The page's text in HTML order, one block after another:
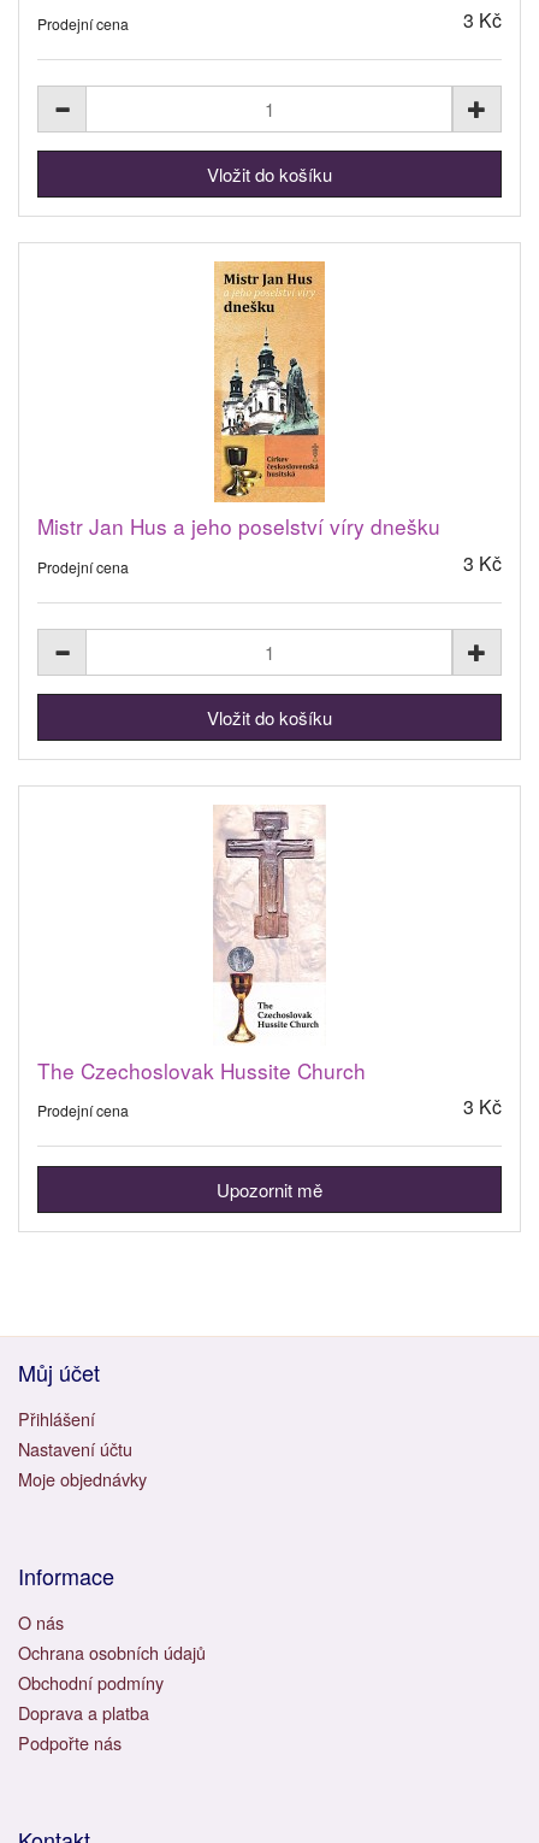
Prodejní cena 3 Kč
Mistr Jan Hus a jeho poselství víry dnešku
Prodejní cena 3 Kč
The Czechoslovak Hussite Church
Prodejní cena 3 Kč
Upozornit mě
Můj účet
Přihlášení
Nastavení účtu
Moje objednávky
Informace
O nás
Ochrana osobních údajů
Obchodní podmíny
Doprava a platba
Podpořte nás